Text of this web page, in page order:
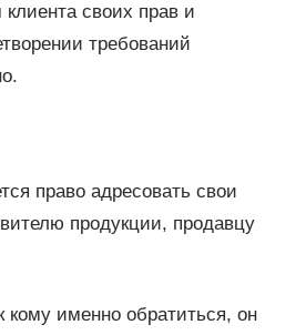
своих прав и
требований
право адресовать свои
продукции, продавцу
кому именно обратиться, он